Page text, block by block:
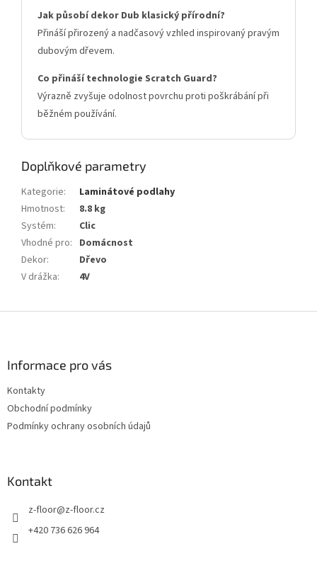
Jak působí dekor Dub klasický přírodní?
Přináší přirozený a nadčasový vzhled inspirovaný pravým
dubovým dřevem.
Co přináší technologie Scratch Guard?
Výrazně zvyšuje odolnost povrchu proti poškrábání při
běžném používání.
Doplňkové parametry
Kategorie:
Laminátové podlahy
Hmotnost:
8.8 kg
Systém:
Clic
Vhodné pro: Domácnost
Dekor:
Dřevo
V drážka: 4V
Informace pro vás
Kontakty
Obchodní podmínky
Podmínky ochrany osobních údajů
Kontakt
z-floor@z-floor.cz
+420 736 626 964